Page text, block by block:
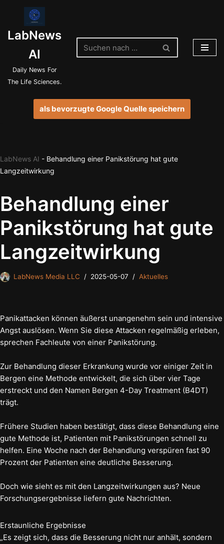
Inhalt
springen
LabNews
AI
Daily News For
The Life Sciences.
als bevorzugte Google Quelle speichern
LabNews AI - Behandlung einer Panikstörung hat gute
Langzeitwirkung
Behandlung einer
Panikstörung hat gute
Langzeitwirkung
LabNews Media LLC 2025-05-07 Aktuelles
Panikattacken können äußerst unangenehm sein und intensive
Angst auslösen. Wenn Sie diese Attacken regelmäßig erleben,
sprechen Fachleute von einer Panikstörung.
Zur Behandlung dieser Erkrankung wurde vor einiger Zeit in
Bergen eine Methode entwickelt, die sich über vier Tage
erstreckt und den Namen Bergen 4-Day Treatment (B4DT)
trägt.
Frühere Studien haben bestätigt, dass diese Behandlung eine
gute Methode ist, Patienten mit Panikstörungen schnell zu
helfen. Eine Woche nach der Behandlung verspüren fast 90
Prozent der Patienten eine deutliche Besserung.
Doch wie sieht es mit den Langzeitwirkungen aus? Neue
Forschungsergebnisse liefern gute Nachrichten.
Erstaunliche Ergebnisse
„Es zeigt sich, dass die Besserung nicht nur anhält, sondern